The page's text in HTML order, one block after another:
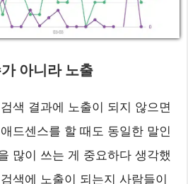
아니라 노출
색 결과에 노출이 되지 않으면
드센스를 할 때도 동일한 말인
많이 쓰는 게 중요하다 생각했
색에 노출이 되는지 사람들이